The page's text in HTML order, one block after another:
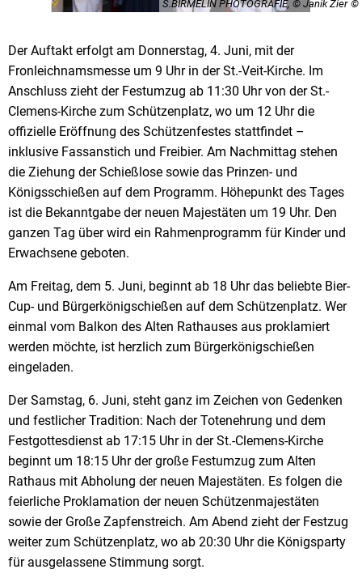
S.BIRMELIN PHOTOGRAFIE, © Janik Zier
Der Auftakt erfolgt am Donnerstag, 4. Juni, mit der
Fronleichnamsmesse um 9 Uhr in der St.-Veit-Kirche. Im
Anschluss zieht der Festumzug ab 11:30 Uhr von der St.-
Clemens-Kirche zum Schützenplatz, wo um 12 Uhr die
offizielle Eröffnung des Schützenfestes stattfindet –
inklusive Fassanstich und Freibier. Am Nachmittag stehen
die Ziehung der Schießlose sowie das Prinzen- und
Königsschießen auf dem Programm. Höhepunkt des Tages
ist die Bekanntgabe der neuen Majestäten um 19 Uhr. Den
ganzen Tag über wird ein Rahmenprogramm für Kinder und
Erwachsene geboten.
Am Freitag, dem 5. Juni, beginnt ab 18 Uhr das beliebte Bier-
Cup- und Bürgerkönigschießen auf dem Schützenplatz. Wer
einmal vom Balkon des Alten Rathauses aus proklamiert
werden möchte, ist herzlich zum Bürgerkönigschießen
eingeladen.
Der Samstag, 6. Juni, steht ganz im Zeichen von Gedenken
und festlicher Tradition: Nach der Totenehrung und dem
Festgottesdienst ab 17:15 Uhr in der St.-Clemens-Kirche
beginnt um 18:15 Uhr der große Festumzug zum Alten
Rathaus mit Abholung der neuen Majestäten. Es folgen die
feierliche Proklamation der neuen Schützenmajestäten
sowie der Große Zapfenstreich. Am Abend zieht der Festzug
weiter zum Schützenplatz, wo ab 20:30 Uhr die Königsparty
für ausgelassene Stimmung sorgt.